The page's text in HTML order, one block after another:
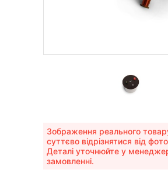
Зображення реального
суттєво відрізнятися від
Деталі уточнюйте у
замовленні.